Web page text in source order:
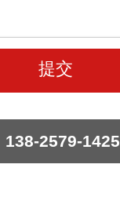
138-2579-1425